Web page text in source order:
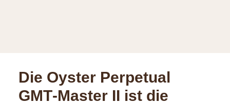
Die Oyster Perpetual
GMT‑Master II ist die